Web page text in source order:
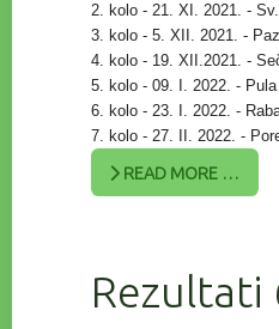
2. kolo - 21. XI. 2021. -
3. kolo - 5. XII. 2021. -
4. kolo - 19. XII.2021. -
5. kolo - 09. I. 2022. - Pula
6. kolo - 23. I. 2022. -
7. kolo - 27. II. 2022. -
READ MORE …
Rezultati